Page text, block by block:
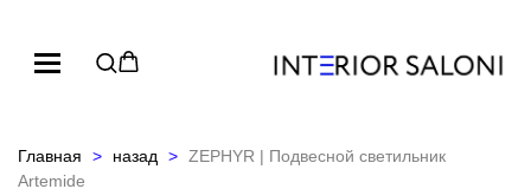
Главная назад
ZEPHYR | Подвесной светильник
Artemide